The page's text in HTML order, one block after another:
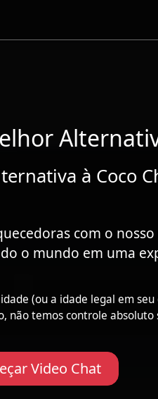
à Coco
com o
o mundo em uma
(ou a idade legal em
temos controle
Video Chat